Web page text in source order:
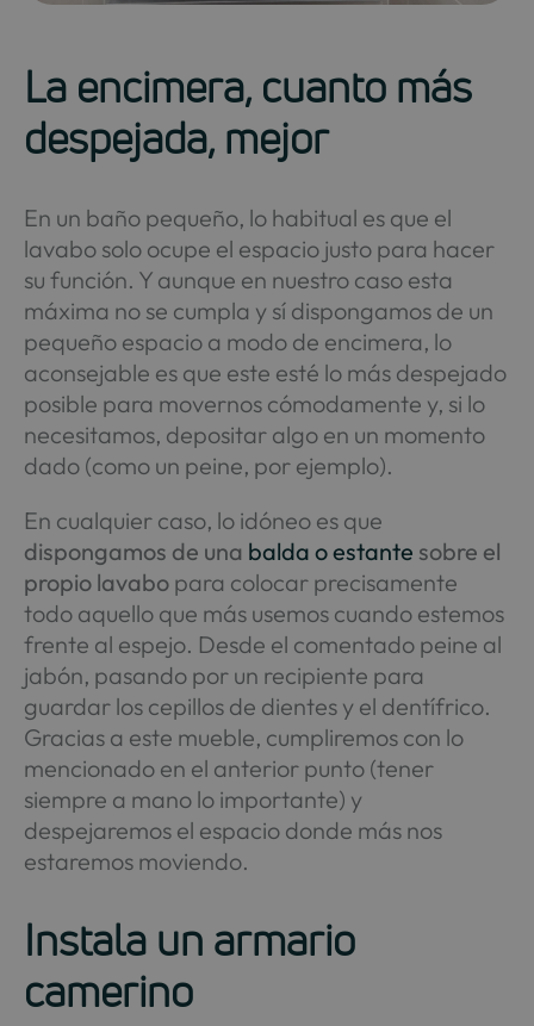
La encimera, cuanto más
despejada, mejor
En un baño pequeño, lo habitual es que el
lavabo solo ocupe el espacio justo para hacer
su función. Y aunque en nuestro caso esta
máxima no se cumpla y sí dispongamos de un
pequeño espacio a modo de encimera, lo
aconsejable es que este esté lo más despejado
posible para movernos cómodamente y, si lo
necesitamos, depositar algo en un momento
dado (como un peine, por ejemplo).
En cualquier caso, lo idóneo es que
dispongamos de una balda o estante sobre el
propio lavabopara colocar precisamente
todo aquello que más usemos cuando estemos
frente al espejo. Desde el comentado peine al
jabón, pasando por un recipiente para
guardar los cepillos de dientes y el dentífrico.
Gracias a este mueble, cumpliremos con lo
mencionado en el anterior punto (tener
siempre a mano lo importante) y
despejaremos el espacio donde más nos
estaremos moviendo.
Instala un armario
camerino